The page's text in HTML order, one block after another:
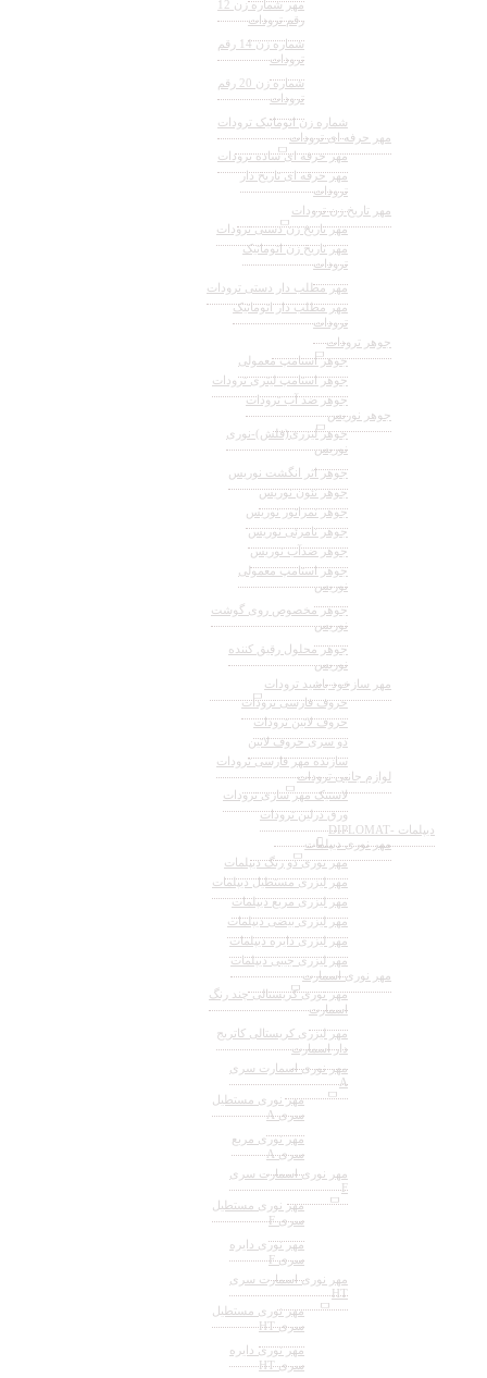
مهر شماره زن 12
رقم ترودات
شماره زن 14 رقم
ترودات
شماره زن 20 رقم
ترودات
شماره زن اتوماتیک ترودات
مهر حرفه ای ترودات
مهر حرفه ای ساده ترودات
مهر حرفه ای تاریخ دار
ترودات
مهر تاریخ زن ترودات
مهر تاریخ زن دستی ترودات
مهر تاریخ زن اتوماتیک
ترودات
مهر مطلب دار دستی ترودات
مهر مطلب دار اتوماتیک
ترودات
جوهر ترودات
جوهر استامپ معمولی
جوهر استامپ لیتری ترودات
جوهر ضد آب ترودات
جوهر نوریس
جوهر لیزری(فلش)-نوری
نوریس
جوهر اثر انگشت نوریس
جوهر نئون نوریس
جوهر نمراتور نوریس
جوهر نامرئی نوریس
جوهر ضدآب نوریس
جوهر استامپ معمولی
نوریس
جوهر مخصوص روی گوشت
نوریس
جوهر محلول رقیق کننده
نوریس
مهر سازخود باشید ترودات
حروف فارسی ترودات
حروف لاتین ترودات
دو سری حروف لاتین
سازنده مهر فارسی ترودات
لوازم جانبی ترودات
لاستیک مهر سازی ترودات
ورق درلین ترودات
دیپلمات -DIPLOMAT
مهر نوری دیپلمات
مهر نوری دو رنگ دیپلمات
مهر لیزری مستطیل دیپلمات
مهر لیزری مربع دیپلمات
مهر لیزری بیضی دیپلمات
مهر لیزری دایره دیپلمات
مهر لیزری جیبی دیپلمات
مهر نوری اسمارت
مهر نوری کریستالی چند رنگ
اسمارت
مهر لیزری کریستالی کاتریج
دار اسمارت
مهر نوری اسمارت سری
A
مهر نوری مستطیل
سری A
مهر نوری مربع
سری A
مهر نوری اسمارت سری
F
مهر نوری مستطیل
سری F
مهر نوری دایره
سری F
مهر نوری اسمارت سری
HT
مهر نوری مستطیل
سری HT
مهر نوری دایره
سری HT